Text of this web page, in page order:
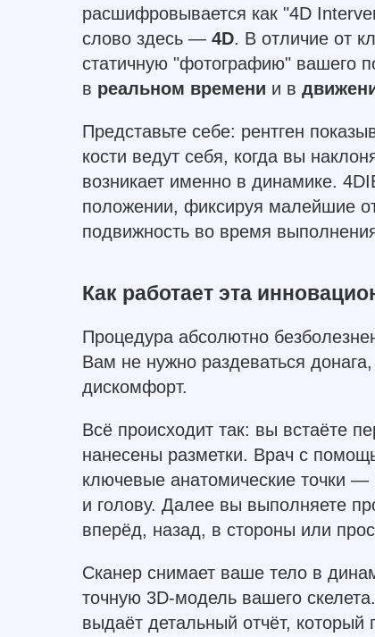
расшифровывается как "4D
слово здесь — 4D. В отличие от
статичную "фотографию" вашего
в реальном времени и в
Представьте себе: рентген
кости ведут себя, когда вы
возникает именно в динамике.
положении, фиксируя малейшие
подвижность во время
Как работает эта
Процедура абсолютно
Вам не нужно раздеваться
дискомфорт.
Всё происходит так: вы встаёте
нанесены разметки. Врач с
ключевые анатомические точки —
и голову. Далее вы выполняете
вперёд, назад, в стороны или
Сканер снимает ваше тело в
точную 3D-модель вашего
выдаёт детальный отчёт, который